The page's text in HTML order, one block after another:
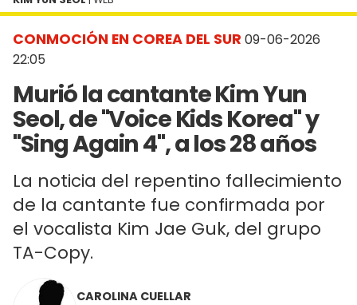
CONMOCIÓN EN COREA DEL SUR 09-06-2026
22:05
Murió la cantante Kim Yun
Seol, de "Voice Kids Korea" y
"Sing Again 4", a los 28 años
La noticia del repentino fallecimiento
de la cantante fue confirmada por
el vocalista Kim Jae Guk, del grupo
TA-Copy.
CAROLINA CUELLAR